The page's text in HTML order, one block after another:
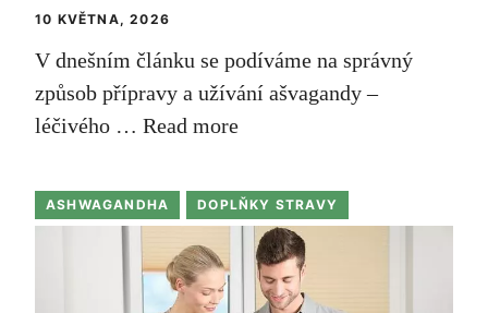
10 KVĚTNA, 2026
V dnešním článku‍ se podíváme na správný
způsob⁤ přípravy a užívání ⁤ašvagandy –
léčivého … Read more
ASHWAGANDHA DOPLŇKY STRAVY